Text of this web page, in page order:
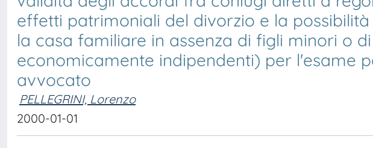
effetti patrimoniali del divorzio e la
la casa familiare in assenza di figli minori o
economicamente indipendenti) per l'esame
avvocato
PELLEGRINI, Lorenzo
2000-01-01